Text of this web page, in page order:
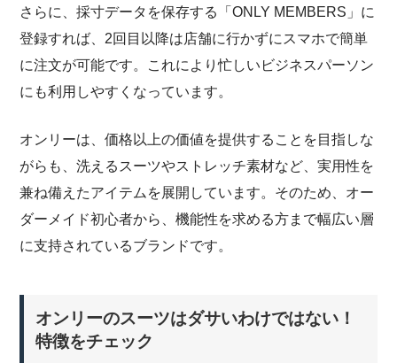
さらに、採寸データを保存する「ONLY MEMBERS」に
登録すれば、2回目以降は店舗に行かずにスマホで簡単
に注文が可能です。これにより忙しいビジネスパーソン
にも利用しやすくなっています。
オンリーは、価格以上の価値を提供することを目指しな
がらも、洗えるスーツやストレッチ素材など、実用性を
兼ね備えたアイテムを展開しています。そのため、オー
ダーメイド初心者から、機能性を求める方まで幅広い層
に支持されているブランドです。
オンリーのスーツはダサいわけではない！
特徴をチェック